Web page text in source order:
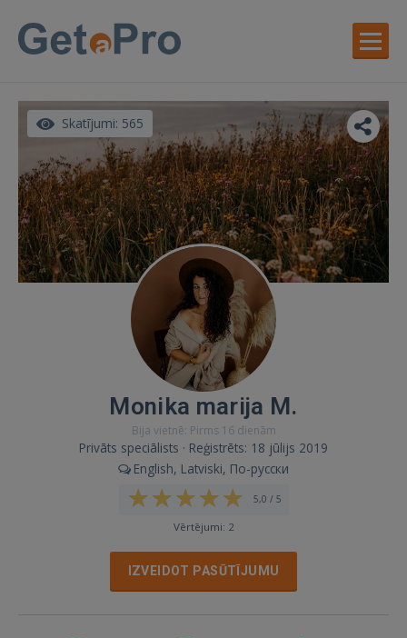
Skatījumi: 565
Monika marija M.
Bija vietnē: Pirms 16 dienām
Privāts speciālists · Reģistrēts: 18 jūlijs 2019
English, Latviski, По-русски
5,0 / 5
Vērtējumi: 2
IZVEIDOT PASŪTĪJUMU